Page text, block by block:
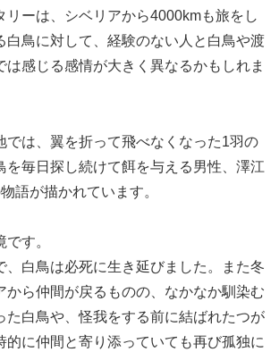
リーは、シベリアから4000kmも旅をし
白鳥に対して、経験のない人と白鳥や渡
は感じる感情が大きく異なるかもしれま
では、翼を折って飛べなくなった1羽の
を毎日探し続けて餌を与える男性、澤江
語が描かれています。
す。
、白鳥は必死に生き延びました。また冬
から仲間が戻るものの、なかなか馴染む
た白鳥や、怪我をする前に結ばれたつが
的に仲間と寄り添っていても再び孤独に